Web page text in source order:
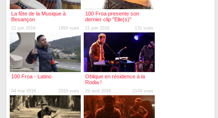
La fête de la Musique à
Besançon
22 juin 2016 1993 vues
100 Froa presente son
dernier clip "Elle(s)"
21 juin 2016 131 vues
100 Froa - Latino
04 mai 2016 2333 vues
Oblique en résidence à la
Rodia !
29 avril 2016 2104 vues